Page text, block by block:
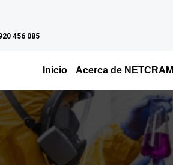
456 085
Inicio Acerca de NETCRAM